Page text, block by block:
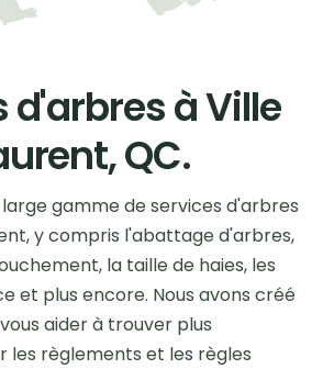
d'arbres à Ville
QC.
gamme de services d'arbres
y compris l'abattage d'arbres,
la taille de haies, les
et plus encore. Nous avons créé
aider à trouver plus
les règlements et les règles